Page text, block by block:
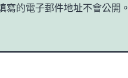
寫的電子郵件地址不會公開。